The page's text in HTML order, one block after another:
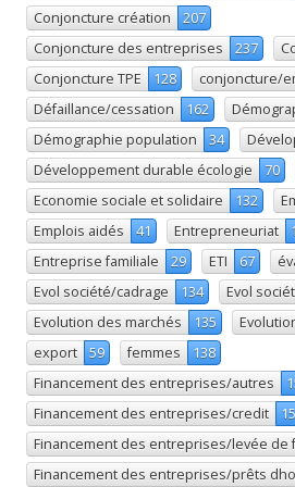
Conjoncture création
207
Conjoncture des entreprises
237
Conjoncture TPE
128 conjoncture/
Défaillance/cessation
162
Démographie population
34
Développement durable écologie
70
Economie sociale et solidaire
132
Emplois aidés
41 Entrepreneuriat
Entreprise familiale
29 ETI 67
Evol société/cadrage
134 Evol
Evolution des marchés
135
export
59 femmes
138
Financement des entreprises/autres
Financement des entreprises/credit
Financement des entreprises/levée de
Financement des entreprises/prêts